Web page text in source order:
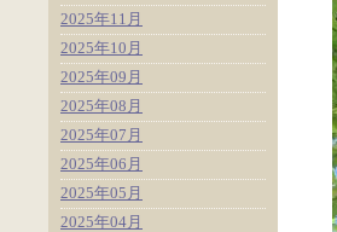
2025年11月
2025年10月
2025年09月
2025年08月
2025年07月
2025年06月
2025年05月
2025年04月